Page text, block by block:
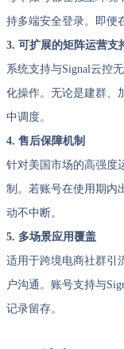
持多端安全登录。即便
3. 可扩展的矩阵运营支
系统支持与Signal云控
化操作。无论是建群、
中调度。
4. 售后保障机制
针对美国市场的高强度
制。若账号在使用期内
动不中断。
5. 多场景应用覆盖
适用于跨境电商社群引
户沟通。账号支持与
记录留存。